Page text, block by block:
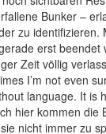
Bunker –
zu identifizieren.
erst beendet
Zeit völlig
I’m not even
language. It is
hier kommen die
nicht immer zu